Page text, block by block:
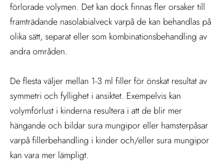
förlorade volymen. Det kan dock finnas fler orsaker till
framträdande nasolabialveck varpå de kan behandlas på
olika sätt, separat eller som kombinationsbehandling av
andra områden.
De flesta väljer mellan 1-3 ml filler för önskat resultat av
symmetri och fyllighet i ansiktet. Exempelvis kan
volymförlust i kinderna resultera i att de blir mer
hängande och bildar sura mungipor eller hamsterpåsar
varpå fillerbehandling i kinder och/eller sura mungipor
kan vara mer lämpligt.